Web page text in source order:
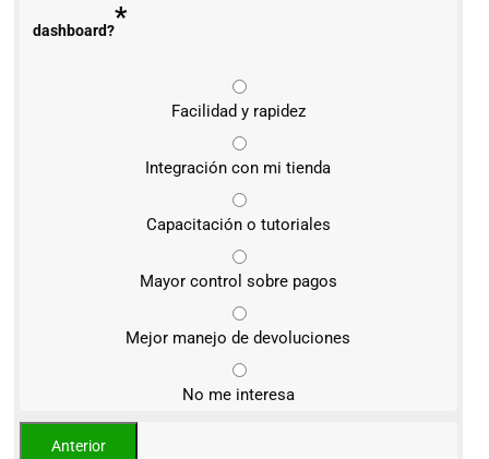
dashboard?*
Facilidad y rapidez
Integración con mi tienda
Capacitación o tutoriales
Mayor control sobre pagos
Mejor manejo de devoluciones
No me interesa